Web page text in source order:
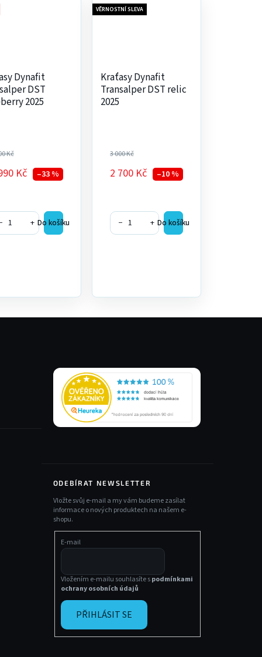
Dynafit
DST
2025
Kč
Kč –33 %
+ Do košíku
VĚRNOSTNÍ SLEVA
Kraťasy Dynafit
Transalper DST relic
2025
3 000 Kč
2 700 Kč –10 %
− + Do košíku
ODEBÍRAT NEWSLETTER
Vložte svůj e-mail a my vám budeme zasílat
informace o nových produktech na našem e-
shopu.
E-mail
Vložením e-mailu souhlasíte spodmínkami
ochrany osobních údajů
PŘIHLÁSIT SE